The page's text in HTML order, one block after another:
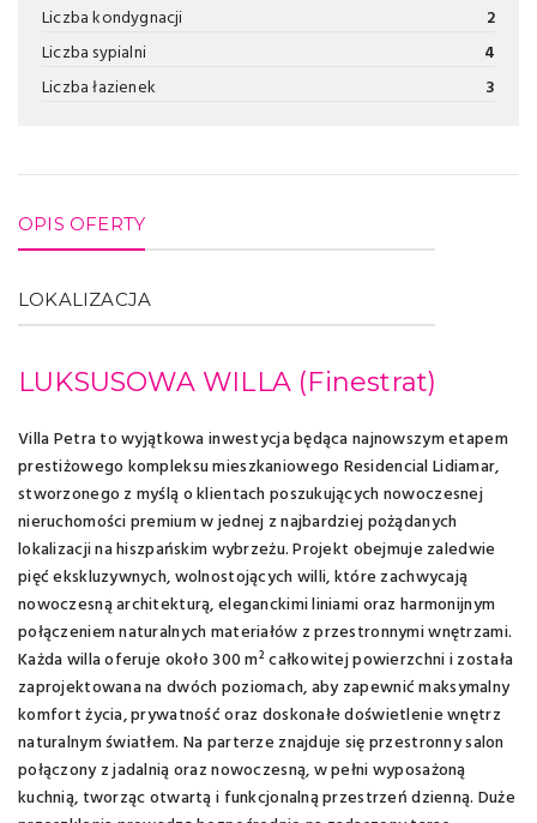
Liczba kondygnacji
2
Liczba sypialni
4
Liczba łazienek
3
OPIS OFERTY
LOKALIZACJA
LUKSUSOWA WILLA(Finestrat)
Villa Petra to wyjątkowa inwestycja będąca najnowszym etapem
prestiżowego kompleksu mieszkaniowego Residencial Lidiamar,
stworzonego z myślą o klientach poszukujących nowoczesnej
nieruchomości premium w jednej z najbardziej pożądanych
lokalizacji na hiszpańskim wybrzeżu. Projekt obejmuje zaledwie
pięć ekskluzywnych, wolnostojących willi, które zachwycają
nowoczesną architekturą, eleganckimi liniami oraz harmonijnym
połączeniem naturalnych materiałów z przestronnymi wnętrzami.
Każda willa oferuje około 300 m² całkowitej powierzchni i została
zaprojektowana na dwóch poziomach, aby zapewnić maksymalny
komfort życia, prywatność oraz doskonałe doświetlenie wnętrz
naturalnym światłem. Na parterze znajduje się przestronny salon
połączony z jadalnią oraz nowoczesną, w pełni wyposażoną
kuchnią, tworząc otwartą i funkcjonalną przestrzeń dzienną. Duże